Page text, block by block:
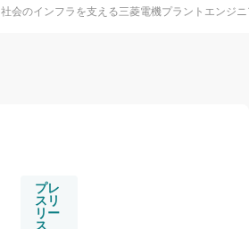
社会のインフラを支える三菱電機プラントエンジ
プレ
スリ
リー
ス